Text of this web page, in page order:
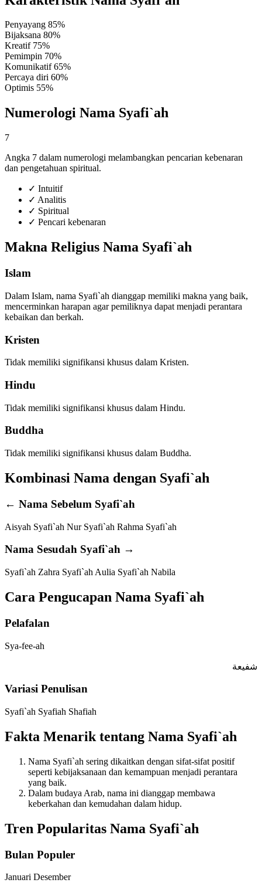
Penyayang 85%
Bijaksana 80%
Kreatif 75%
Pemimpin 70%
Komunikatif 65%
Percaya diri 60%
Optimis 55%
Numerologi Nama Syafi`ah
7
Angka 7 dalam numerologi melambangkan pencarian kebenaran
dan pengetahuan spiritual.
✓ Intuitif
✓ Analitis
✓ Spiritual
✓ Pencari kebenaran
Makna Religius Nama Syafi`ah
Islam
Dalam Islam, nama Syafi`ah dianggap memiliki makna yang baik,
mencerminkan harapan agar pemiliknya dapat menjadi perantara
kebaikan dan berkah.
Kristen
Tidak memiliki signifikansi khusus dalam Kristen.
Hindu
Tidak memiliki signifikansi khusus dalam Hindu.
Buddha
Tidak memiliki signifikansi khusus dalam Buddha.
Kombinasi Nama dengan Syafi`ah
← Nama Sebelum Syafi`ah
Aisyah Syafi`ah Nur Syafi`ah Rahma Syafi`ah
Nama Sesudah Syafi`ah →
Syafi`ah Zahra Syafi`ah Aulia Syafi`ah Nabila
Cara Pengucapan Nama Syafi`ah
Pelafalan
Sya-fee-ah
شفیعة
Variasi Penulisan
Syafi`ah Syafiah Shafiah
Fakta Menarik tentang Nama Syafi`ah
Nama Syafi`ah sering dikaitkan dengan sifat-sifat positif
seperti kebijaksanaan dan kemampuan menjadi perantara
yang baik.
Dalam budaya Arab, nama ini dianggap membawa
keberkahan dan kemudahan dalam hidup.
Tren Popularitas Nama Syafi`ah
Bulan Populer
Januari Desember